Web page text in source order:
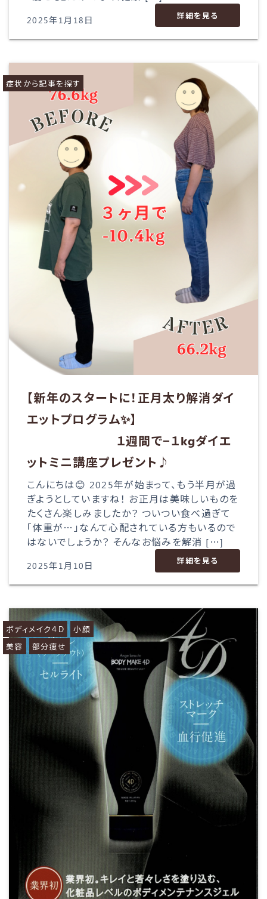
2025年1月18日 詳細を見る
【新年のスタートに！正月太り解消ダイ
エッ​​トプログラム✨】
１週間で−１kgダイエ
ットミニ講座プレゼント♪
こんにちは😊 2025年が始まって、もう半月が過
ぎようとしていますね！ お正月は美味しいものを
たくさん楽しみましたか？ ついつい食べ過ぎて
「体重が…」なんて心配されている方もいるので
はないでしょうか？ そんなお悩みを解消 […]
2025年1月10日 詳細を見る
症状から記事を探す
ボディメイク４D
小顔
美容
部分痩せ